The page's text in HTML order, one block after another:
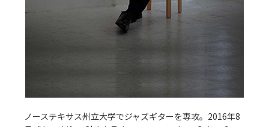
ノーステキサス州立大学でジャズギターを専攻。2016年8